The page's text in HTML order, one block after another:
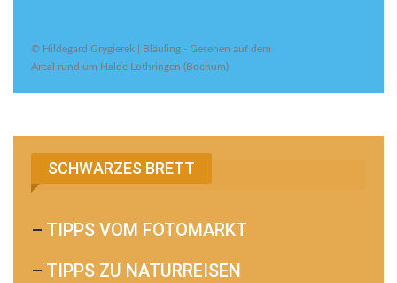
© Hildegard Grygierek | Bläuling - Gesehen auf dem
Areal rund um Halde Lothringen (Bochum)
SCHWARZES BRETT
– TIPPS VOM FOTOMARKT
– TIPPS ZU NATURREISEN